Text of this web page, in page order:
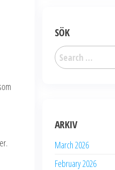
SÖK
Search
for:
ARKIV
March 2026
February 2026